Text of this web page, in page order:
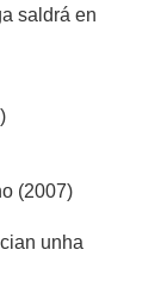
saldrá en
(2007)
unha